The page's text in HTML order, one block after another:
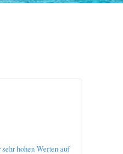
hohen Werten auf